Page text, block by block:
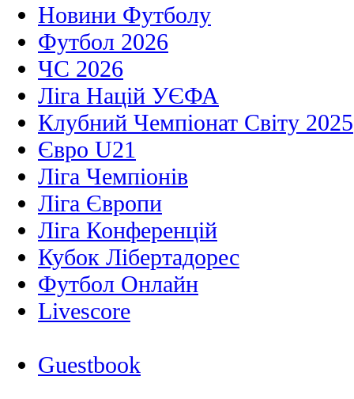
Новини Футболу
Футбол 2026
ЧС 2026
Ліга Націй УЄФА
Клубний Чемпіонат Світу 2025
Євро U21
Ліга Чемпіонів
Ліга Європи
Ліга Конференцій
Кубок Лібертадорес
Футбол Онлайн
Livescore
Guestbook